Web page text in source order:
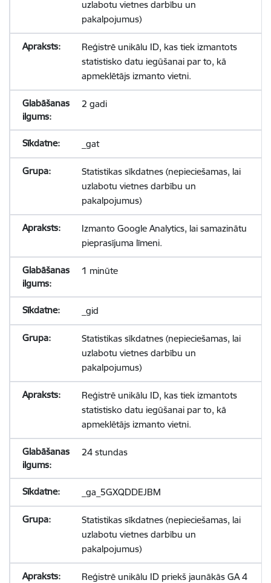
uzlabotu vietnes darbību un
pakalpojumus)
Reģistrē unikālu ID, kas tiek izmantots
statistisko datu iegūšanai par to, kā
apmeklētājs izmanto vietni.
2 gadi
_gat
Statistikas sīkdatnes (nepieciešamas, lai
uzlabotu vietnes darbību un
pakalpojumus)
Izmanto Google Analytics, lai samazinātu
pieprasījuma līmeni.
1 minūte
_gid
Statistikas sīkdatnes (nepieciešamas, lai
uzlabotu vietnes darbību un
pakalpojumus)
Reģistrē unikālu ID, kas tiek izmantots
statistisko datu iegūšanai par to, kā
apmeklētājs izmanto vietni.
24 stundas
_ga_5GXQDDEJBM
Statistikas sīkdatnes (nepieciešamas, lai
uzlabotu vietnes darbību un
pakalpojumus)
Reģistrē unikālu ID priekš jaunākās GA 4